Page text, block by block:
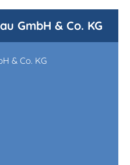
GmbH & Co. KG
& Co. KG